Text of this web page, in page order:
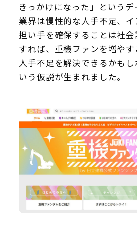
きっかけになった」という
業界は慢性的な人手不足、イ
担い手を確保することは社会
すれば、重機ファンを増や
人手不足を解決できるかも
いう仮説が生まれました。